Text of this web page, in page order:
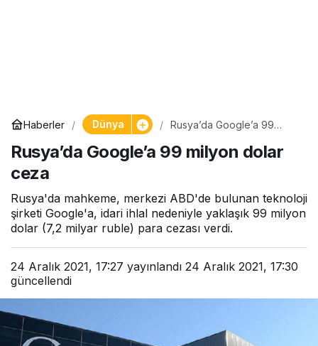
Haberler Dünya
Rusya’da Google’a 99
Rusya’da Google’a 99 milyon dolar
ceza
Rusya'da mahkeme, merkezi ABD'de bulunan teknoloji
şirketi Google'a, idari ihlal nedeniyle yaklaşık 99 milyon
dolar (7,2 milyar ruble) para cezası verdi.
24 Aralık 2021, 17:27 yayınlandı 24 Aralık 2021, 17:30
güncellendi